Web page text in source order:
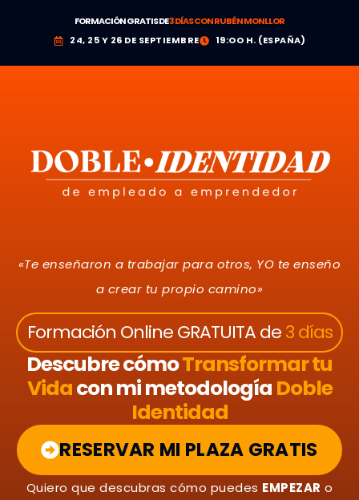
FORMACIÓN GRATIS DE3 DÍAS CON RUBÉN MONLLOR
24, 25 Y 26 DE SEPTIEMBRE
19:OO H. (ESPAÑA)
«Te enseñaron a trabajar para otros, YO te enseño
a crear tu propio camino»
Formación Online GRATUITA de3 días
Descubre cómoTransformar tu
Vidacon mi metodología Doble
Identidad
Quiero que descubras cómo puedes EMPEZAR o
RESERVAR MI PLAZA GRATIS